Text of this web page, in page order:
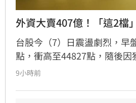
外資大賣407億！「這2檔
台股今（7）日震盪劇烈，早
點，衝高至44827點，隨後因
現，指數翻黑收在44225.91點
9小時前